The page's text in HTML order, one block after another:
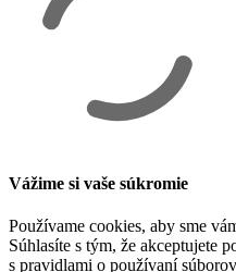
Vážime si vaše súkromie
Používame cookies, aby sme
Súhlasíte s tým, že akceptujete
s pravidlami o používaní